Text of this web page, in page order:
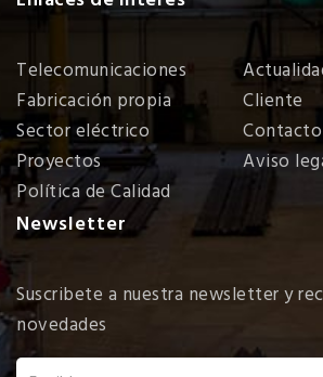
Telecomunicaciones
Fabricación propia
Cliente
Sector eléctrico
Contacto
Proyectos
Aviso
Política de Calidad
Newsletter
Suscribete a nuestra newsletter y
novedades